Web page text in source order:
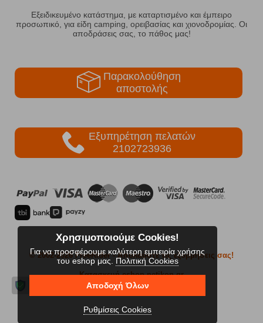
Εξειδικευμένο κατάστημα, με καταρτισμένο και έμπειρο
προσωπικό, για είδη camping, ορειβασίας και χιονοδρομίας. Οι
αποδράσεις σας, το πάθος μας!
Παρακολούθηση
αποστολής
Εξυπηρέτηση πελατών
2102723936
© 2002-2026 FreeRider- Απολαύστε τις εξορμήσεις σας!
Κατασκευή eshop netikon.gr
Χρησιμοποιούμε Cookies!
Για να προσφέρουμε καλύτερη εμπειρία χρήσης
του eshop μας. Πολιτική Cookies
Αποδοχή Όλων
Ρυθμίσεις Cookies